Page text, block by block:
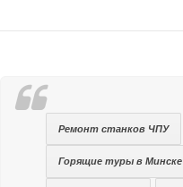
Ремонт станков ЧПУ
Горящие туры в Минске